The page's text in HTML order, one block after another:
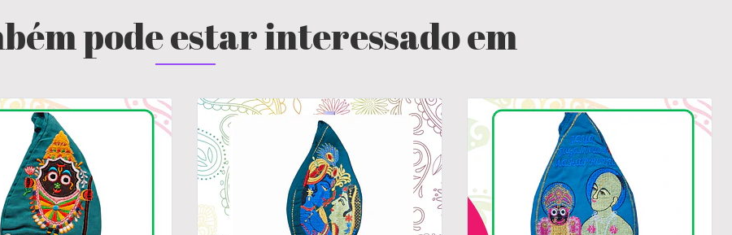
pode estar interessado em